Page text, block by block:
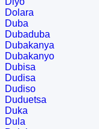
Dolara
Duba
Dubaduba
Dubakanya
Dubakanyo
Dubisa
Dudisa
Dudiso
Duduetsa
Duka
Dula